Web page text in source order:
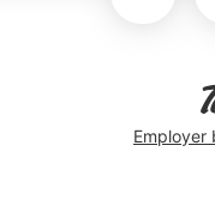
Employer